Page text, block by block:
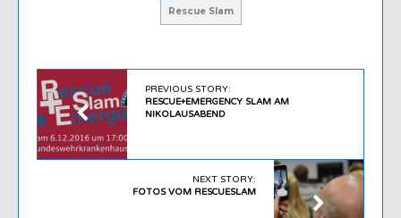
Rescue Slam
PREVIOUS STORY:
RESCUE+EMERGENCY SLAM AM
NIKOLAUSABEND
NEXT STORY:
FOTOS VOM RESCUESLAM